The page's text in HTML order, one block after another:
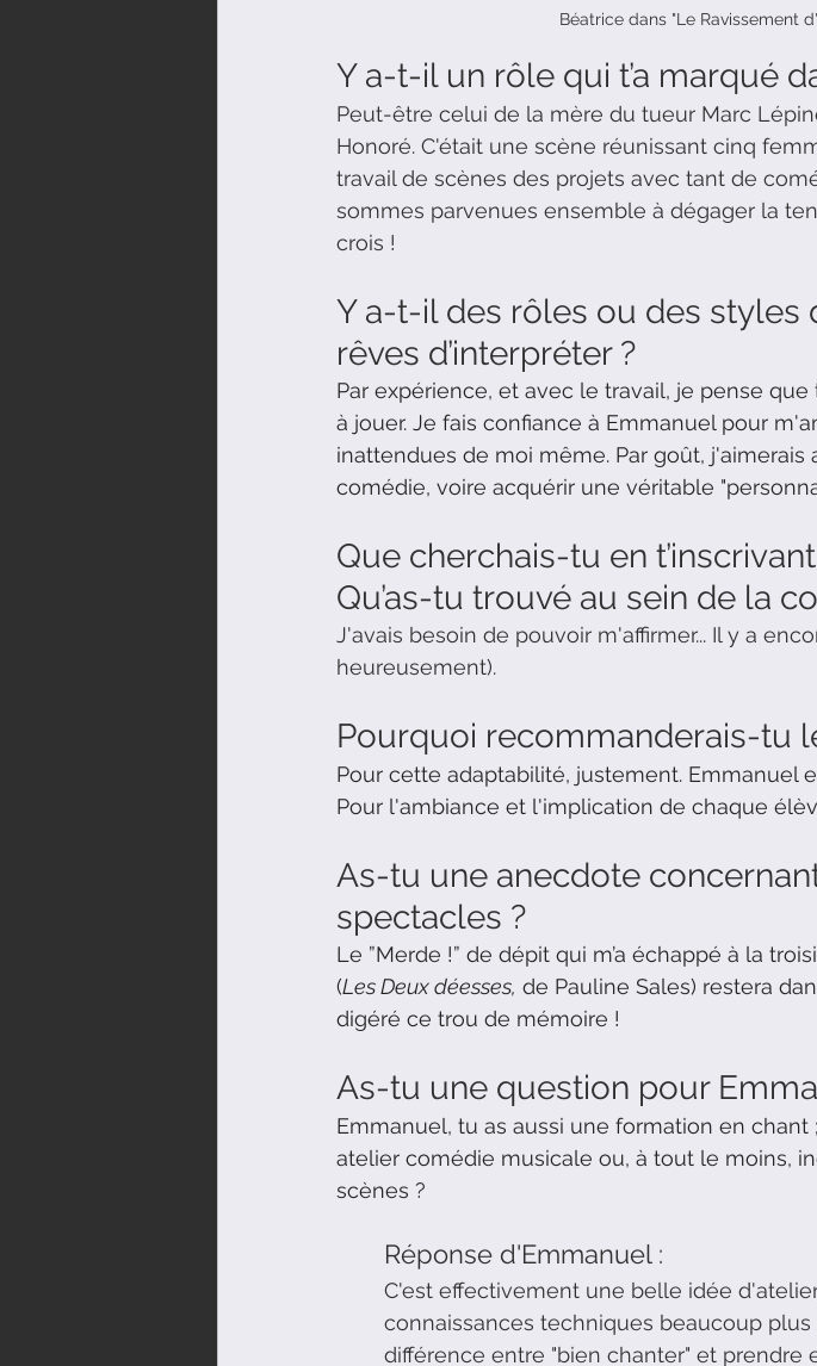
Béatrice dans "Le Ravissement
Y a-t-il un rôle qui t’a marqué
Peut-être celui de la mère du tueur Marc
Honoré. C'était une scène réunissant cinq
travail de scènes des projets avec tant de
sommes parvenues ensemble à dégager la
crois !
Y a-t-il des rôles ou des styles
rêves d’interpréter ?
Par expérience, et avec le travail, je pense
à jouer. Je fais confiance à Emmanuel pour
inattendues de moi même. Par goût,
comédie, voire acquérir une véritable
Que cherchais-tu en
Qu’as-tu trouvé au sein de la
J'avais besoin de pouvoir m'affirmer... Il y a
heureusement).
Pourquoi recommanderais-tu
Pour cette adaptabilité, justement. Emmanuel
Pour l'ambiance et l'implication de chaque
As-tu une anecdote
spectacles ?
Le ”Merde !” de dépit qui m’a échappé à la
(Les Deux déesses, de Pauline Sales) restera
digéré ce trou de mémoire !
As-tu une question pour
Emmanuel, tu as aussi une formation en
atelier comédie musicale ou, à tout le moins,
scènes ?
Réponse d'Emmanuel :
C'est effectivement une belle idée
connaissances techniques beaucoup
différence entre "bien chanter" et prendre